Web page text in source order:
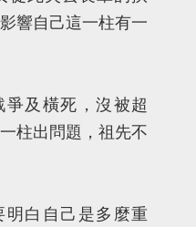
響自己這一柱有一
及橫死，沒被超
柱出問題，祖先不
明白自己是多麼重